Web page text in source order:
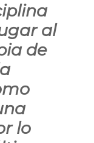
al
de
lo